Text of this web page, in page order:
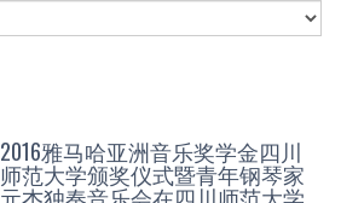
2016雅马哈亚洲音乐奖学金四川
师范大学颁奖仪式暨青年钢琴家
元杰独奏音乐会在四川师范大学